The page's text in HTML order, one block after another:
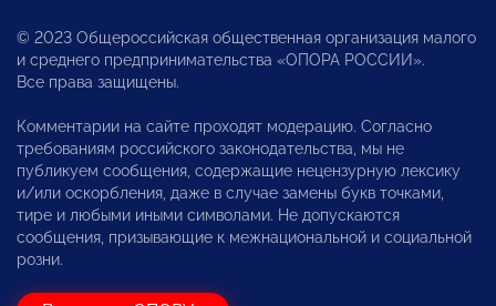
© 2023 Общероссийская общественная организация малого
и среднего предпринимательства «ОПОРА РОССИИ».
Все права защищены.
Комментарии на сайте проходят модерацию. Согласно
требованиям российского законодательства, мы не
публикуем сообщения, содержащие нецензурную лексику
и/или оскорбления, даже в случае замены букв точками,
тире и любыми иными символами. Не допускаются
сообщения, призывающие к межнациональной и социальной
розни.